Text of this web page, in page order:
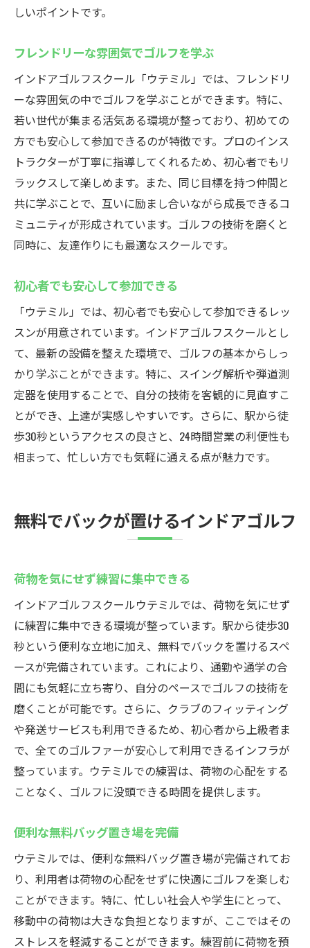
しいポイントです。
フレンドリーな雰囲気でゴルフを学ぶ
インドアゴルフスクール「ウテミル」では、フレンドリ
ーな雰囲気の中でゴルフを学ぶことができます。特に、
若い世代が集まる活気ある環境が整っており、初めての
方でも安心して参加できるのが特徴です。プロのインス
トラクターが丁寧に指導してくれるため、初心者でもリ
ラックスして楽しめます。また、同じ目標を持つ仲間と
共に学ぶことで、互いに励まし合いながら成長できるコ
ミュニティが形成されています。ゴルフの技術を磨くと
同時に、友達作りにも最適なスクールです。
初心者でも安心して参加できる
「ウテミル」では、初心者でも安心して参加できるレッ
スンが用意されています。インドアゴルフスクールとし
て、最新の設備を整えた環境で、ゴルフの基本からしっ
かり学ぶことができます。特に、スイング解析や弾道測
定器を使用することで、自分の技術を客観的に見直すこ
とができ、上達が実感しやすいです。さらに、駅から徒
歩30秒というアクセスの良さと、24時間営業の利便性も
相まって、忙しい方でも気軽に通える点が魅力です。
無料でバックが置けるインドアゴルフ
荷物を気にせず練習に集中できる
インドアゴルフスクールウテミルでは、荷物を気にせず
に練習に集中できる環境が整っています。駅から徒歩30
秒という便利な立地に加え、無料でバックを置けるスペ
ースが完備されています。これにより、通勤や通学の合
間にも気軽に立ち寄り、自分のペースでゴルフの技術を
磨くことが可能です。さらに、クラブのフィッティング
や発送サービスも利用できるため、初心者から上級者ま
で、全てのゴルファーが安心して利用できるインフラが
整っています。ウテミルでの練習は、荷物の心配をする
ことなく、ゴルフに没頭できる時間を提供します。
便利な無料バッグ置き場を完備
ウテミルでは、便利な無料バッグ置き場が完備されてお
り、利用者は荷物の心配をせずに快適にゴルフを楽しむ
ことができます。特に、忙しい社会人や学生にとって、
移動中の荷物は大きな負担となりますが、ここではその
ストレスを軽減することができます。練習前に荷物を預